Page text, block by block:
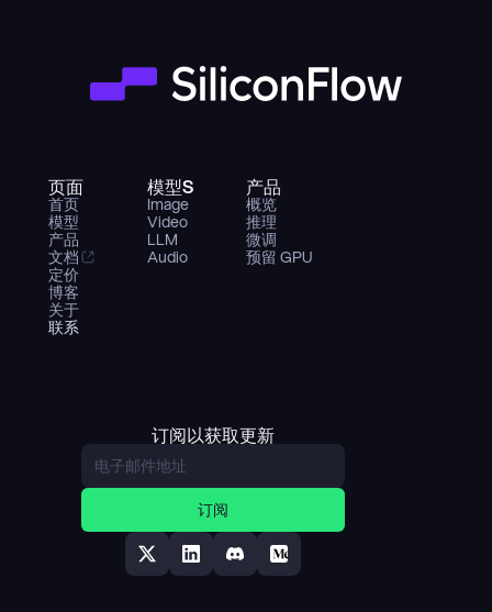
页面
首页
模型
产品
文档
定价
博客
关于
联系
模型S
Image
Video
LLM
Audio
产品
概览
推理
微调
预留 GPU
订阅以获取更新
订阅